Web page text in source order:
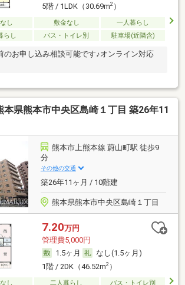
5階 / 1LDK（30.69m2）
し 敷金なし
一人暮らし
らし
バス・トイレ別 駐車場(近隣含)
のお申し込み相談可能です♪オンライン対応
本県熊本市中央区島崎１丁目 築26年11
熊本市上熊本線 蔚山町駅 徒歩9
分
その他の交通
築26年11ヶ月 / 10階建
熊本県熊本市中央区島崎１丁目
7.20万円
管理費5,000円
1.5ヶ月
なし(1.5ヶ月)
1階 / 2DK（46.52m2）
し 二人暮らし
バス・トイレ別